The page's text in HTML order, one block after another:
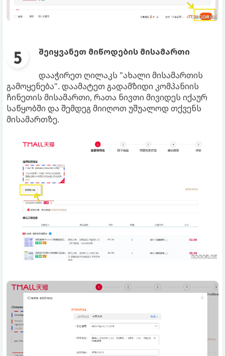
შეიყვანეთ მიწოდების მისამართი
დააჭირეთ ღილაკს "ახალი მისამართის
გამოყენება". დაამატეთ გადამზიდი კომპანიის
ჩინეთის მისამართი, რათა ნივთი მივიდეს იქაურ
საწყობში და შემდეგ მიიღოთ უშუალოდ თქვენს
მისამართზე.